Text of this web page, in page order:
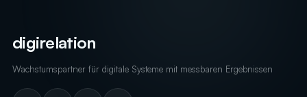
digirelation
Wachstumspartner für digitale Systeme mit messbaren Ergebnissen